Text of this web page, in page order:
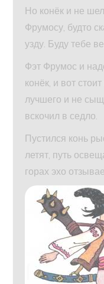
Но конёк и не
Фрумосу, будто
узду. Буду тебе
Фэт Фрумос и
конёк, и вот
лучшего и не
вскочил в седло.
Пустился конь
летят, путь
горах эхо